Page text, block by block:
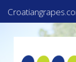
Assortiment